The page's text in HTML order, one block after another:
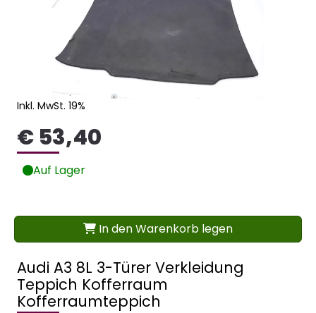
Audi A3 8L 3-Türer Verkleidung
Teppich Kofferraum
Kofferraumteppich
Inkl. MwSt. 19%
€ 53,40
Auf Lager
In den Warenkorb legen